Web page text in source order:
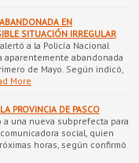
EN
SITUACIÓN IRREGULAR
a la Policía Nacional
abandonada
de Mayo. Según indicó,
More
PROVINCIA DE PASCO
una nueva subprefecta para
social, quien
horas, según confirmó